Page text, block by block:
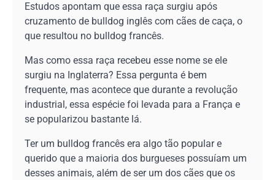
Estudos apontam que essa raça surgiu após
cruzamento de bulldog inglês com cães de caça, o
que resultou no bulldog francês.
Mas como essa raça recebeu esse nome se ele
surgiu na Inglaterra? Essa pergunta é bem
frequente, mas acontece que durante a revolução
industrial, essa espécie foi levada para a França e
se popularizou bastante lá.
Ter um bulldog francês era algo tão popular e
querido que a maioria dos burgueses possuíam um
desses animais, além de ser um dos cães que os